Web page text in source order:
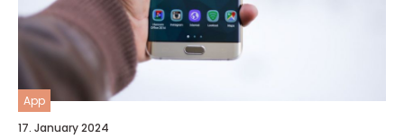
App
17. January 2024